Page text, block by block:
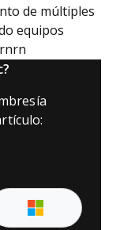
de múltiples
equipos